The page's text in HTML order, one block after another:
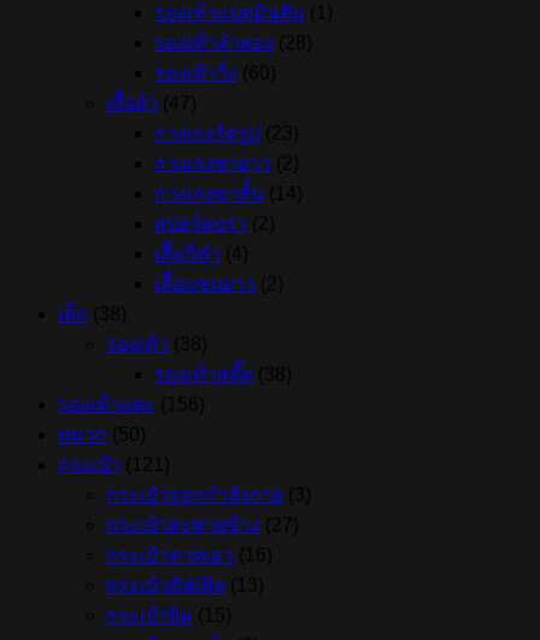
รองเท้าแบดมินตัน
รองเท้าลำลอง
รองเท้าวิ่ง
เสื้อผ้า
กางเกงรัดรูป
กางเกงขายาว
กางเกงขาสั้น
สปอร์ตบรา
เสื้อกีฬา
เสื้อแขนยาว
เด็ก
รองเท้า
รองเท้าสตั๊ด
รองเท้าแตะ
หมวก
กระเป๋า
กระเป๋าออกกำลังกาย
กระเป๋าสะพายข้าง
กระเป๋าคาดเอว
กระเป๋าดัฟเฟิล
กระเป๋ายิม